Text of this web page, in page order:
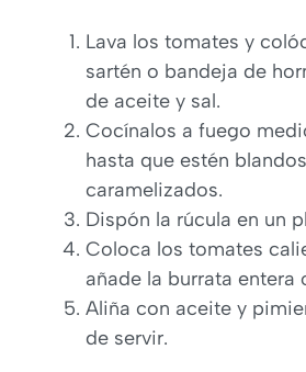
Lava los tomates y
sartén o bandeja de
de aceite y sal.
Cocínalos a fuego
hasta que estén
caramelizados.
Dispón la rúcula en un
Coloca los tomates
añade la burrata entera
Aliña con aceite y
de servir.